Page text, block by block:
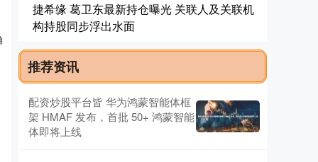
捷希缘 葛卫东最新持仓曝光 关联人及关联机
构持股同步浮出水面
推荐资讯
配资炒股平台皆 华为鸿蒙智能体框
架 HMAF 发布，首批 50+ 鸿蒙智能
体即将上线